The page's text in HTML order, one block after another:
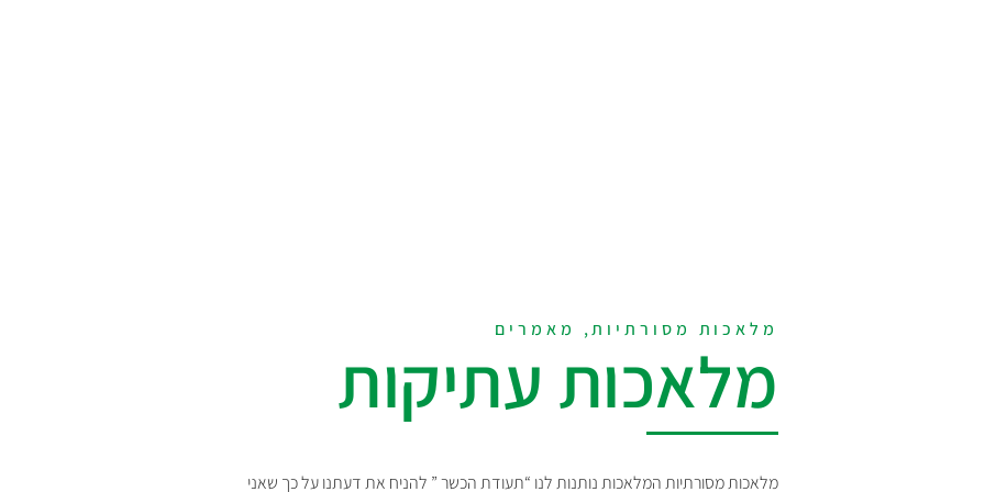
מלאכות מסורתיות, מאמרים
מלאכות עתיקות
מלאכות מסורתיות המלאכות נותנות לנו “תעודת הכשר ” להניח את דעתנו על כך שאני